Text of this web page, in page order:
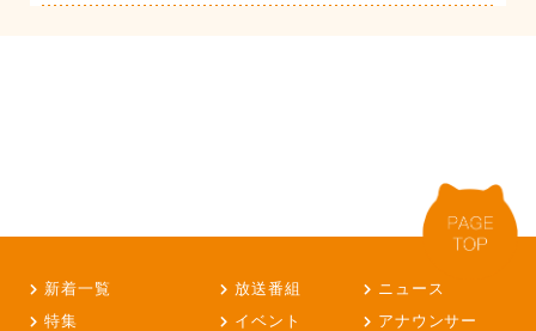
新着一覧 放送番組
ニュース
特集
イベント
アナウンサー